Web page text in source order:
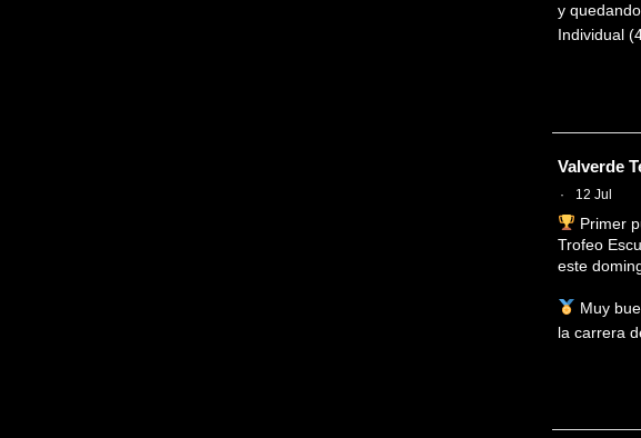
y
Individual
Valverde
·
12 Jul
Primer
Trofeo
este
Muy
la carrera